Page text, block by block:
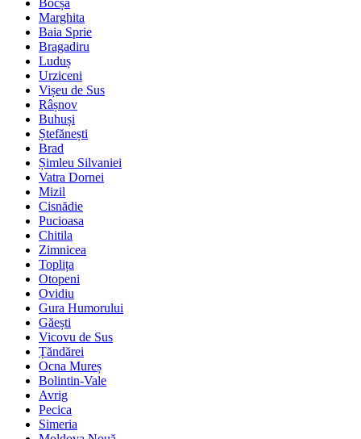
Bocșa
Marghita
Baia Sprie
Bragadiru
Luduș
Urziceni
Vișeu de Sus
Râșnov
Buhuși
Ștefănești
Brad
Șimleu Silvaniei
Vatra Dornei
Mizil
Cisnădie
Pucioasa
Chitila
Zimnicea
Toplița
Otopeni
Ovidiu
Gura Humorului
Găești
Vicovu de Sus
Țăndărei
Ocna Mureș
Bolintin-Vale
Avrig
Pecica
Simeria